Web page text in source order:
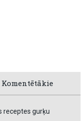
Komentētākie
receptes gurķu